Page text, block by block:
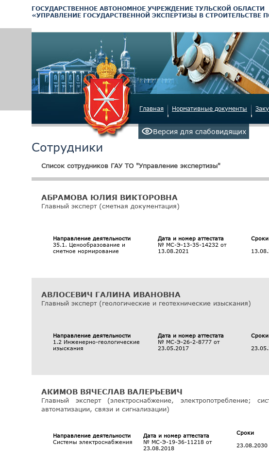
ГОСУДАРСТВЕННОЕ АВТОНОМНОЕ УЧРЕЖДЕНИЕ ТУЛЬСКОЙ ОБЛАСТИ
«УПРАВЛЕНИЕ ГОСУДАРСТВЕННОЙ ЭКСПЕРТИЗЫ В СТРОИТЕЛЬСТВЕ
Главная Нормативные документы
Версия для слабовидящих
Сотрудники
Список сотрудников ГАУ ТО "Управление экспертизы"
АБРАМОВА ЮЛИЯ ВИКТОРОВНА
Главный эксперт (сметная документация)
Направление деятельности
35.1. Ценообразование и
сметное нормирование
Дата и номер аттестата
№ МС-Э-13-35-14232 от
13.08.2021
Сроки
АВЛОСЕВИЧ ГАЛИНА ИВАНОВНА
Главный эксперт (геологические и геотехнические изыскания)
Направление деятельности
1.2 Инженерно-геологические
изыскания
Дата и номер аттестата
№ МС-Э-26-2-8777 от
23.05.2017
Сроки
АКИМОВ ВЯЧЕСЛАВ ВАЛЕРЬЕВИЧ
Главный эксперт (электроснабжение, электропотребление;
автоматизации, связи и сигнализации)
Направление деятельности
Системы электроснабжения
Дата и номер аттестата
№ МС-Э-19-36-11218 от
23.08.2018
Сроки
23.08.2030